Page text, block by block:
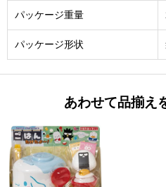
パッケージ重量
パッケージ形状
あわせて品揃え